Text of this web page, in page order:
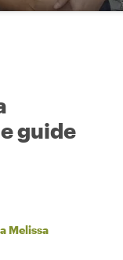
guide
Melissa